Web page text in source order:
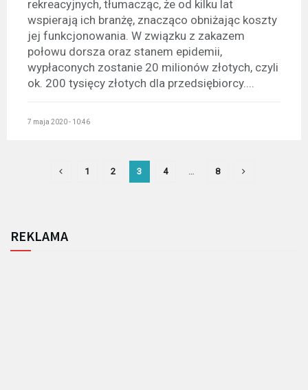
rekreacyjnych, tłumacząc, że od kilku lat
wspierają ich branżę, znacząco obniżając koszty
jej funkcjonowania. W związku z zakazem
połowu dorsza oraz stanem epidemii,
wypłaconych zostanie 20 milionów złotych, czyli
ok. 200 tysięcy złotych dla przedsiębiorcy....
7 maja 2020 - 10:46
1 2 3 4 … 8
REKLAMA